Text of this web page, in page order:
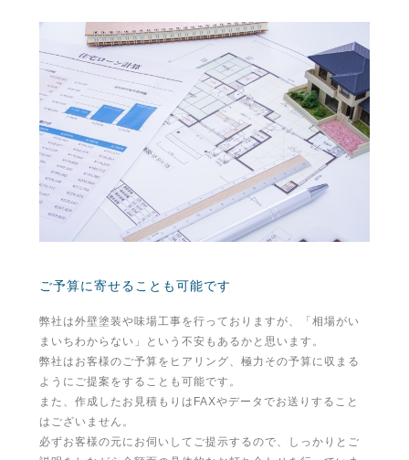
ご予算に寄せることも可能です
弊社は外壁塗装や味場工事を行っておりますが、「相場がい
まいちわからない」という不安もあるかと思います。
弊社はお客様のご予算をヒアリング、極力その予算に収まる
ようにご提案をすることも可能です。
また、作成したお見積もりはFAXやデータでお送りすること
はございません。
必ずお客様の元にお伺いしてご提示するので、しっかりとご